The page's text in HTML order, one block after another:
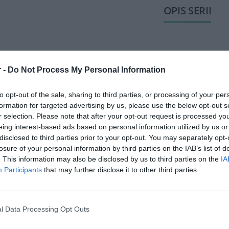
- Do Not Process My Personal Information
opt-out of the sale, sharing to third parties, or processing of your
for targeted advertising by us, please use the below opt-out
selection. Please note that after your opt-out request is processed
interest-based ads based on personal information utilized by us
to third parties prior to your opt-out. You may separately
of your personal information by third parties on the IAB’s list of
This information may also be disclosed by us to third parties on the
Participants that may further disclose it to other third parties.
Data Processing Opt Outs
OPIS SERII
Dyski używane w urządzeniach HP mogą być różnego rodzaju, ale
Dyski twarde HDD są stosunkowo tańsze na gigabajt w porównaniu
wolniejsze w działaniu. Nadal są wykorzystywane w wielu
większymi pojemnościami, gdzie koszt na gigabajt ma znaczenie.
W urządzeniach HP, dyski SSD są często wykorzystywane jako dyski
wydajność i responsywność komputera. Mogą być również
HP oferuje różne konfiguracje dysków w swoich urządzeniach w
ROZWIŃ PEŁEN OPIS